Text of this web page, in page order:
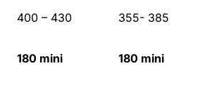
400 – 430 355- 385
180 mini 180 mini